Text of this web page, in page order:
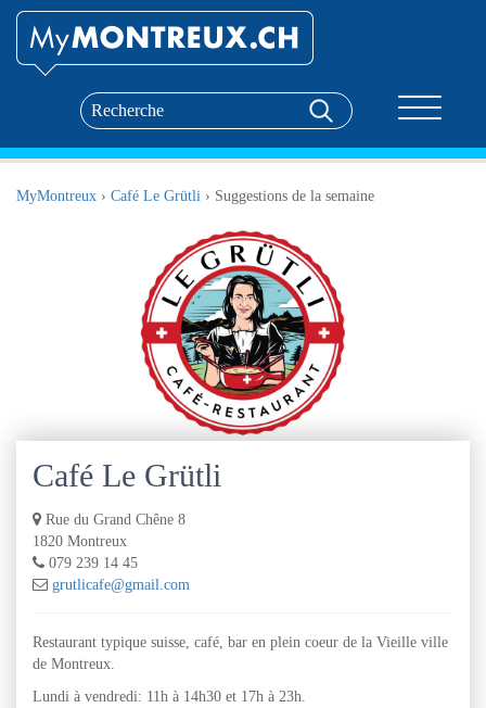
MyMontreux › Café Le Grütli › Suggestions de la semaine
Café Le Grütli
Rue du Grand Chêne 8
1820 Montreux
079 239 14 45
grutlicafe@gmail.com
Restaurant typique suisse, café, bar en plein coeur de la Vieille ville
de Montreux.
Lundi à vendredi: 11h à 14h30 et 17h à 23h.